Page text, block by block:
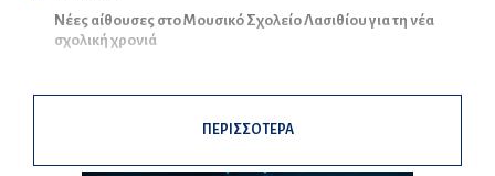
Νέες αίθουσες στο Μουσικό Σχολείο Λασιθίου για τη νέα
σχολική χρονιά
ΠΕΡΙΣΣΟΤΕΡΑ